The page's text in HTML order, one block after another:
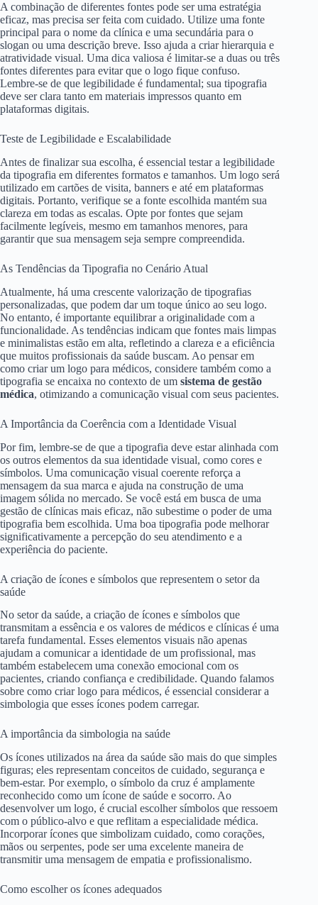
A combinação de diferentes fontes pode ser uma estratégia
eficaz, mas precisa ser feita com cuidado. Utilize uma fonte
principal para o nome da clínica e uma secundária para o
slogan ou uma descrição breve. Isso ajuda a criar hierarquia e
atratividade visual. Uma dica valiosa é limitar-se a duas ou três
fontes diferentes para evitar que o logo fique confuso.
Lembre-se de que legibilidade é fundamental; sua tipografia
deve ser clara tanto em materiais impressos quanto em
plataformas digitais.
Teste de Legibilidade e Escalabilidade
Antes de finalizar sua escolha, é essencial testar a legibilidade
da tipografia em diferentes formatos e tamanhos. Um logo será
utilizado em cartões de visita, banners e até em plataformas
digitais. Portanto, verifique se a fonte escolhida mantém sua
clareza em todas as escalas. Opte por fontes que sejam
facilmente legíveis, mesmo em tamanhos menores, para
garantir que sua mensagem seja sempre compreendida.
As Tendências da Tipografia no Cenário Atual
Atualmente, há uma crescente valorização de tipografias
personalizadas, que podem dar um toque único ao seu logo.
No entanto, é importante equilibrar a originalidade com a
funcionalidade. As tendências indicam que fontes mais limpas
e minimalistas estão em alta, refletindo a clareza e a eficiência
que muitos profissionais da saúde buscam. Ao pensar em
como criar um logo para médicos, considere também como a
tipografia se encaixa no contexto de um sistema de gestão
médica, otimizando a comunicação visual com seus pacientes.
A Importância da Coerência com a Identidade Visual
Por fim, lembre-se de que a tipografia deve estar alinhada com
os outros elementos da sua identidade visual, como cores e
símbolos. Uma comunicação visual coerente reforça a
mensagem da sua marca e ajuda na construção de uma
imagem sólida no mercado. Se você está em busca de uma
gestão de clínicas mais eficaz, não subestime o poder de uma
tipografia bem escolhida. Uma boa tipografia pode melhorar
significativamente a percepção do seu atendimento e a
experiência do paciente.
A criação de ícones e símbolos que representem o setor da
saúde
No setor da saúde, a criação de ícones e símbolos que
transmitam a essência e os valores de médicos e clínicas é uma
tarefa fundamental. Esses elementos visuais não apenas
ajudam a comunicar a identidade de um profissional, mas
também estabelecem uma conexão emocional com os
pacientes, criando confiança e credibilidade. Quando falamos
sobre como criar logo para médicos, é essencial considerar a
simbologia que esses ícones podem carregar.
A importância da simbologia na saúde
Os ícones utilizados na área da saúde são mais do que simples
figuras; eles representam conceitos de cuidado, segurança e
bem-estar. Por exemplo, o símbolo da cruz é amplamente
reconhecido como um ícone de saúde e socorro. Ao
desenvolver um logo, é crucial escolher símbolos que ressoem
com o público-alvo e que reflitam a especialidade médica.
Incorporar ícones que simbolizam cuidado, como corações,
mãos ou serpentes, pode ser uma excelente maneira de
transmitir uma mensagem de empatia e profissionalismo.
Como escolher os ícones adequados